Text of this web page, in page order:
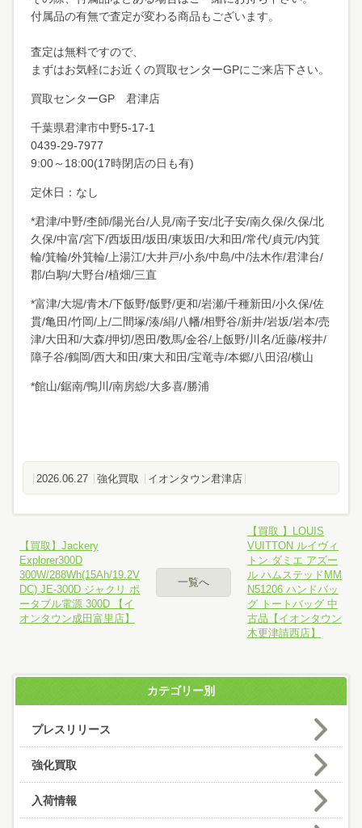
付属品の有無で査定が変わる商品もございます。
査定は無料ですので、
まずはお気軽にお近くの買取センターGPにご来店下さい。
買取センターGP 君津店
千葉県君津市中野5-17-1
0439-29-7977
9:00～18:00(17時閉店の日も有)
定休日：なし
*君津/中野/杢師/陽光台/人見/南子安/北子安/南久保/久保/北
久保/中富/宮下/西坂田/坂田/東坂田/大和田/常代/貞元/内箕
輪/箕輪/外箕輪/上湯江/大井戸/小糸/中島/中/法木作/君津台/
郡/白駒/大野台/植畑/三直
*富津/大堀/青木/下飯野/飯野/更和/岩瀬/千種新田/小久保/佐
貫/亀田/竹岡/上/二間塚/湊/絹/八幡/相野谷/新井/岩坂/岩本/売
津/大田和/大森/押切/恩田/数馬/金谷/上飯野/川名/近藤/桜井/
障子谷/鶴岡/西大和田/東大和田/宝竜寺/本郷/八田沼/横山
*館山/鋸南/鴨川/南房総/大多喜/勝浦
2026.06.27 強化買取 イオンタウン君津店
【買取】Jackery
Explorer300D
300W/288Wh(15Ah/19.2V
DC) JE-300D ジャクリ ポ
ータブル電源 300D 【イ
オンタウン成田富里店】
一覧へ
【買取 】LOUIS
VUITTON ルイヴィ
トン ダミエ アズー
ル ハムステッドMM
N51206 ハンドバッ
グ トートバッグ 中
古品【イオンタウン
木更津請西店】
カテゴリー別
プレスリリース
強化買取
入荷情報